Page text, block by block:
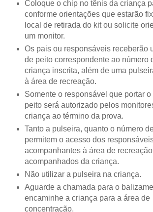
Coloque o chip no tênis da criança
conforme orientações que estarão
local de retirada do kit ou solicite
um monitor.
Os pais ou responsáveis receberão
de peito correspondente ao número
criança inscrita, além de uma
à área de recreação.
Somente o responsável que portar
peito será autorizado pelos
criança ao término da prova.
Tanto a pulseira, quanto o número
permitem o acesso dos
acompanhantes à área de
acompanhados da criança.
Não utilizar a pulseira na criança.
Aguarde a chamada para o
encaminhe a criança para a área de
concentração.